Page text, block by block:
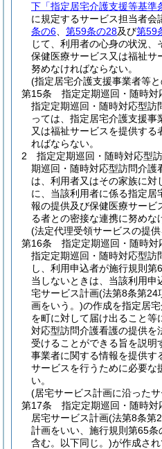
下「指定居宅介護支援等基準
に規定するサービス担当者会
条の6
第59条の28及び第59
じて、利用者の心身の状況
保健医療サービス又は福祉サ
努めなければならない。
(指定居宅介護支援事業者等
第15条
指定定期巡回・随時対
指定定期巡回・随時対応型訪
っては、指定居宅介護支援事
又は福祉サービスを提供す
ればならない。
2
指定定期巡回・随時対応型
期巡回・随時対応型訪問介護
は、利用者又はその家族に対
に、当該利用者に係る指定
報の提供及び保健医療サービ
る者との密接な連携に努めな
(法定代理受領サービスの提
第16条
指定定期巡回・随時対
指定定期巡回・随時対応型訪
し、利用申込者が施行規則
当しないときは、当該利用
宅サービス計画(法第8条第24
画をいう。)の作成を指定居
を町に対して届け出ること
対応型訪問介護看護の提供を
受けることができる旨を説明
事業者に関する情報を提供す
サービスを行うために必要な
い。
(居宅サービス計画に沿った
第17条
指定定期巡回・随時対
居宅サービス計画(法第8条第
計画をいい、施行規則第65
含む。以下同じ。)が作成さ